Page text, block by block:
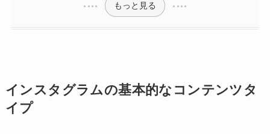
もっと見る
インスタグラムの基本的なコンテンツタ
イプ